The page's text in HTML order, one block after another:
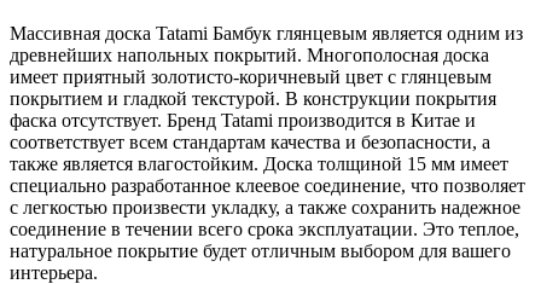
Массивная доска Tatami Бамбук глянцевым является одним из
древнейших напольных покрытий. Многополосная доска
имеет приятный золотисто-коричневый цвет с глянцевым
покрытием и гладкой текстурой. В конструкции покрытия
фаска отсутствует. Бренд Tatami производится в Китае и
соответствует всем стандартам качества и безопасности, а
также является влагостойким. Доска толщиной 15 мм имеет
специально разработанное клеевое соединение, что позволяет
с легкостью произвести укладку, а также сохранить надежное
соединение в течении всего срока эксплуатации. Это теплое,
натуральное покрытие будет отличным выбором для вашего
интерьера.